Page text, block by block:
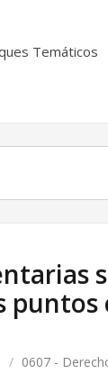
Temáticos
puntos
/ 0607 -